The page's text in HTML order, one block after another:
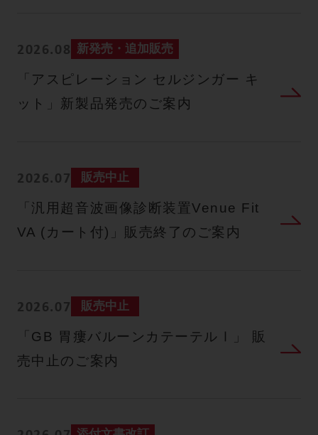
2026.08 新発売・追加販売
「アスピレーション セルジンガー キ
ット」新製品発売のご案内
2026.07 販売中止
「汎用超音波画像診断装置Venue Fit
VA (カート付)」販売終了のご案内
2026.07 販売中止
「GB 胃瘻バルーンカテーテルⅠ」 販
売中止のご案内